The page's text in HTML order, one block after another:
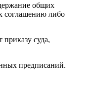
общих
соглашению либо
приказу суда,
предписаний.